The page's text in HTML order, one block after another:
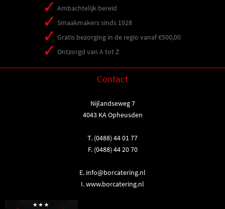
Ambachtelijk bereid
Smaakmakers sinds 1928
Gratis bezorging in de regio vanaf €500,00
Ontzorgd van A tot Z
Contact
Nijlandseweg 7
4043 KA Opheusden
T. (0488) 44 01 77
F. (0488) 44 20 70
E. info@borcatering.nl
I.www.borcatering.nl